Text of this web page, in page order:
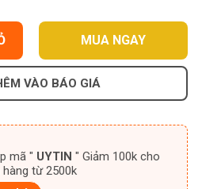
MUA NGAY
VÀO BÁO GIÁ
mã " UYTIN " Giảm 100k cho
từ 2500k